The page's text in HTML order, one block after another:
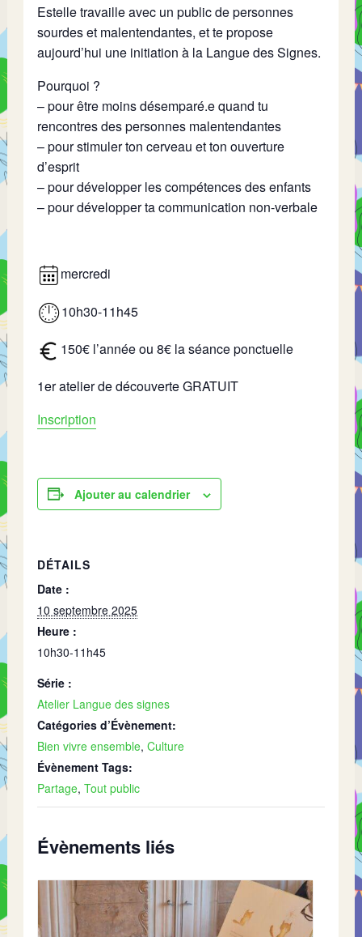
Estelle travaille avec un public de personnes
sourdes et malentendantes, et te propose
aujourd’hui une initiation à la Langue des Signes.
Pourquoi ?
– pour être moins désemparé.e quand tu
rencontres des personnes malentendantes
– pour stimuler ton cerveau et ton ouverture
d’esprit
– pour développer les compétences des enfants
– pour développer ta communication non-verbale
mercredi
10h30-11h45
150€ l’année ou 8€ la séance ponctuelle
1er atelier de découverte GRATUIT
Inscription
Ajouter au calendrier
DÉTAILS
Date :
10 septembre 2025
Heure :
10h30-11h45
Série :
Atelier Langue des signes
Catégories d’Évènement:
Bien vivre ensemble,Culture
Évènement Tags:
Partage,Tout public
Évènements liés